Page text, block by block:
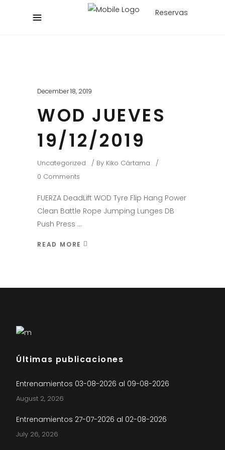
Reservas
December 18, 2019
WOD JUEVES
19/12/2019
Uncategorized By Kiko Cártama
0 Comments
FUERZA DeadLift WOD Tyre Flip Hang Power
Clean Battle Rope Jumping Lunges DB
Push Press
READ MORE
Últimas publicaciones
Entrenamientos 03-08-2026 al 09-08-2026
August 2, 2026
Entrenamientos 27-07-2026 al 02-08-2026
July 26, 2026